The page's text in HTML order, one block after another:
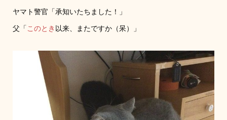
ヤマト警官「承知いたちました！」
父「このとき 以来、またですか（呆）」